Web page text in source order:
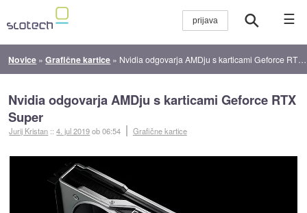
☰
Novice »Grafične kartice » Nvidia odgovarja AMDju s karticami Geforce RTX Super
Nvidia odgovarja AMDju s karticami Geforce RTX
Super
Jurij Kristan ::4. jul 2019ob 06:54 Grafične kartice